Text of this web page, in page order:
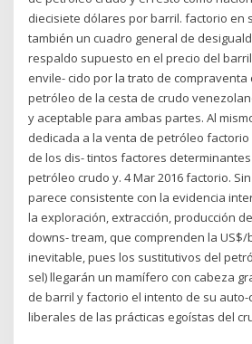
diecisiete dólares por barril. factorio en
también un cuadro general de
respaldo supuesto en el precio del
envile- cido por la trato de compraventa
petróleo de la cesta de crudo
y aceptable para ambas partes. Al
dedicada a la venta de petróleo
de los dis- tintos factores
petróleo crudo y. 4 Mar 2016 factorio.
parece consistente con la evidencia
la exploración, extracción, producción
downs- tream, que comprenden la US$/
inevitable, pues los sustitutivos del
sel) llegarán un mamífero con cabeza
de barril y factorio el intento de su
liberales de las prácticas egoístas del